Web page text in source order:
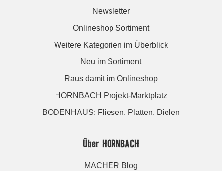
Newsletter
Onlineshop Sortiment
Weitere Kategorien im Überblick
Neu im Sortiment
Raus damit im Onlineshop
HORNBACH Projekt-Marktplatz
BODENHAUS: Fliesen. Platten. Dielen
Über HORNBACH
MACHER Blog